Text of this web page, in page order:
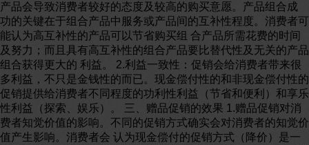
产品会导致消费者较好的态度及较高的购买意愿。产品组合成
功的关键在于组合产品中服务或产品间的互补性程度。消费者可
能认为高互补性的产品可以节省购买组 合产品所需花费的时间
及努力；而且具有高互补性的组合产品要比替代性及无关的产品
组合获得更大的 利益。 2.利益一致性：促销会给消费者带来很
多利益，不只是金钱性的而已。现金偿付性的和非现金偿付性的
促销提供给消费者不同程度的功利性利益（节省和便利）和享乐
性利益（探索、娱乐）。 三、赠品促销的效果 1.赠品促销对消
费者知觉价值的影响。不同的促销方式确实会对消费者的知觉价
值产生影响。消费者会 认为现金偿付的促销方式（降价）是一